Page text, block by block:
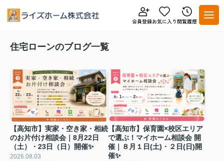
住宅ローンのブログ一覧
【高知市】実家・空き家・相続
のお片付け相談会｜8月22日
（土）・23日（日）開催✨
2026.08.03
【高知市】保育園×校区エリア
で選ぶ！マイホーム相談会 開
催｜８月１日(土)・２日(日)開
催✨